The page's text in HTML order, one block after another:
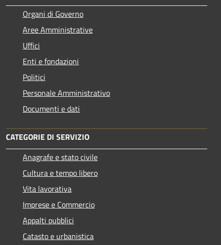
Organi di Governo
Aree Amministrative
Uffici
Enti e fondazioni
Politici
Personale Amministrativo
Documenti e dati
CATEGORIE DI SERVIZIO
Anagrafe e stato civile
Cultura e tempo libero
Vita lavorativa
Imprese e Commercio
Appalti pubblici
Catasto e urbanistica